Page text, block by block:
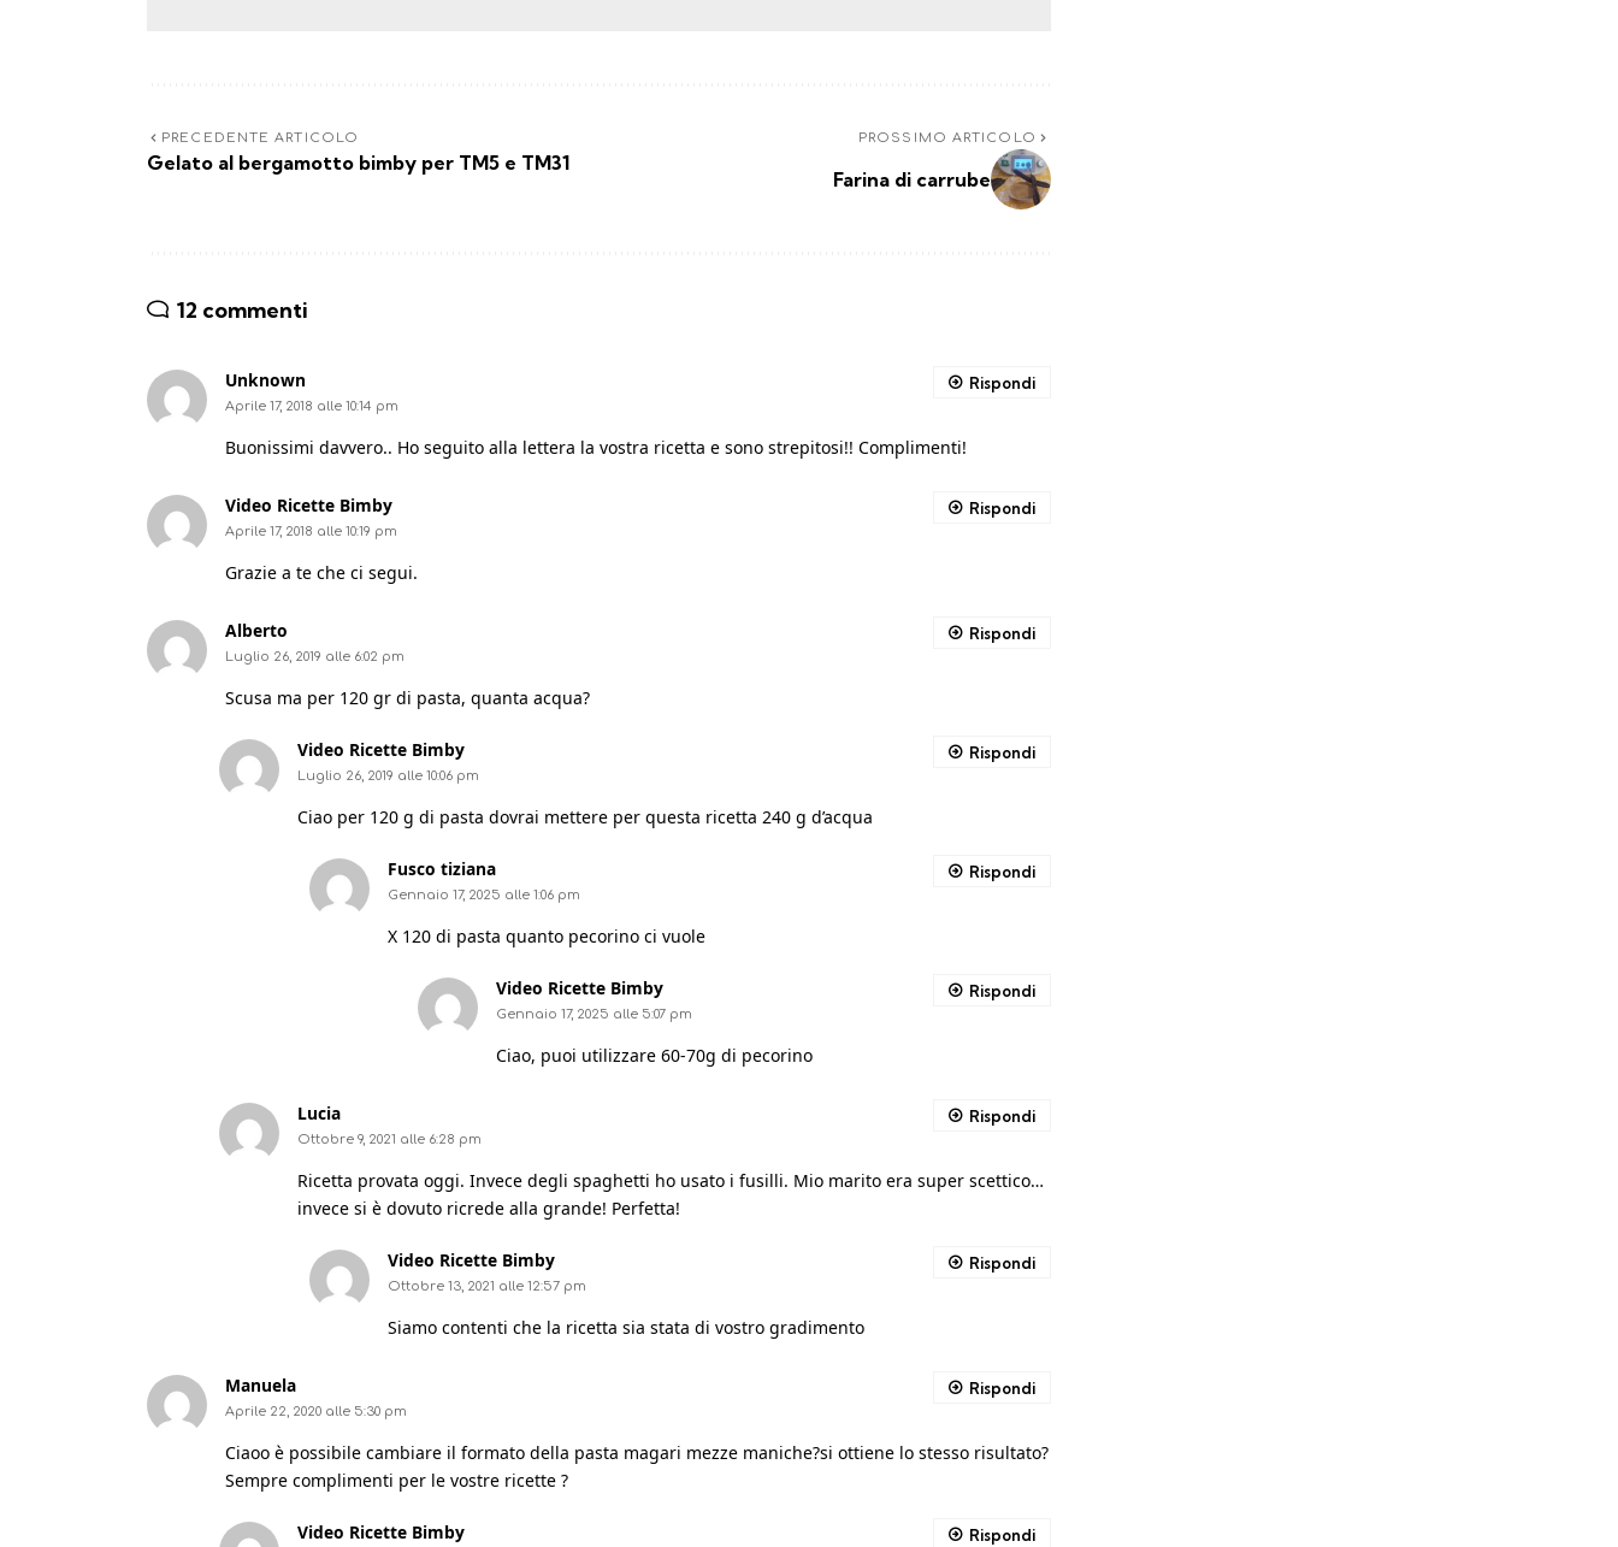
PRECEDENTE ARTICOLO
Gelato al bergamotto bimby per TM5 e TM31
PROSSIMO ARTICOLO
Farina di carrube
12 commenti
Unknown
Aprile 17, 2018 alle 10:14 pm
Buonissimi davvero.. Ho seguito alla lettera la vostra ricetta e sono strepitosi!! Complimenti!
Rispondi
Video Ricette Bimby
Aprile 17, 2018 alle 10:19 pm
Grazie a te che ci segui.
Rispondi
Alberto
Luglio 26, 2019 alle 6:02 pm
Scusa ma per 120 gr di pasta, quanta acqua?
Rispondi
Video Ricette Bimby
Luglio 26, 2019 alle 10:06 pm
Ciao per 120 g di pasta dovrai mettere per questa ricetta 240 g d’acqua
Rispondi
Fusco tiziana
Gennaio 17, 2025 alle 1:06 pm
X 120 di pasta quanto pecorino ci vuole
Rispondi
Video Ricette Bimby
Gennaio 17, 2025 alle 5:07 pm
Ciao, puoi utilizzare 60-70g di pecorino
Rispondi
Lucia
Ottobre 9, 2021 alle 6:28 pm
Ricetta provata oggi. Invece degli spaghetti ho usato i fusilli. Mio marito era super scettico…
invece si è dovuto ricrede alla grande! Perfetta!
Rispondi
Video Ricette Bimby
Ottobre 13, 2021 alle 12:57 pm
Siamo contenti che la ricetta sia stata di vostro gradimento
Rispondi
Manuela
Aprile 22, 2020 alle 5:30 pm
Ciaoo è possibile cambiare il formato della pasta magari mezze maniche?si ottiene lo stesso risultato?
Sempre complimenti per le vostre ricette ?
Rispondi
Video Ricette Bimby Rispondi